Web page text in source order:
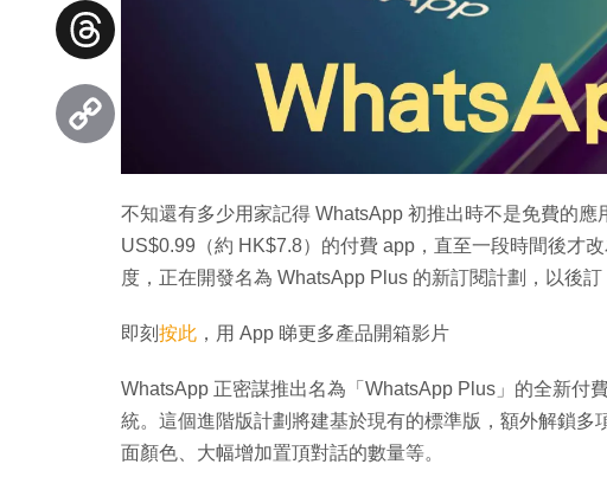
不知還有多少用家記得 WhatsApp 初推出時不是免費的
US$0.99（約 HK$7.8）的付費 app，直至一段時間後才
度，正在開發名為 WhatsApp Plus 的新訂閱計劃，以後訂
即刻 按此 ，用 App 睇更多產品開箱影片
WhatsApp 正密謀推出名為「WhatsApp Plus」的全新付
統。這個進階版計劃將建基於現有的標準版，額外解鎖
面顏色、大幅增加置頂對話的數量等。
Facebook
Threads
Copy
Link